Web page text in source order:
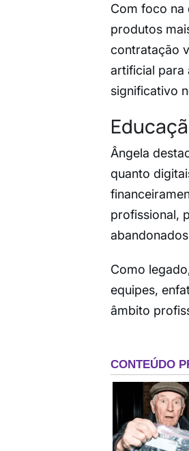
Com foco na
produtos
contratação
artificial para
significativo
Ângela
quanto
profissional,
Como
equipes,
âmbito